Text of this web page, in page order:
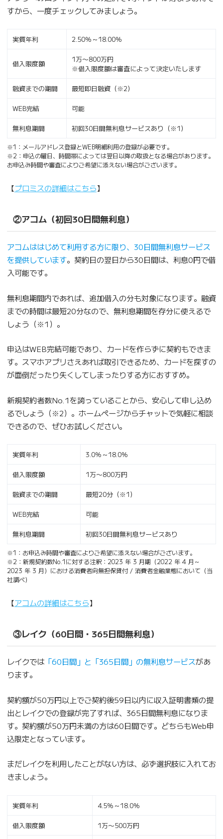
すから、一度チェックしてみましょう。
実質年利 2.50％～18.00％
借入限度額
1万〜800万円
※借入限度額は審査によって決定いたします
融資までの期間 最短即日融資（※2）
WEB完結 可能
無利息期間 初回30日間無利息サービスあり（※1）
※1：メールアドレス登録とWEB明細利用の登録が必要です。
※2：申込の曜日、時間帯によっては翌日以降の取扱となる場合があります。
お申込み時間や審査によりご希望に添えない場合がございます。
【プロミスの詳細はこちら】
②アコム（初回30日間無利息）
アコムははじめて利用する方に限り、30日間無利息サービス
を提供しています。契約日の翌日から30日間は、利息0円で借
入可能です。
無利息期間内であれば、追加借入の分も対象になります。融資
までの時間は最短20分なので、無利息期間を存分に使えるで
しょう（※1）。
申込はWEB完結可能であり、カードを作らずに契約もできま
す。スマホアプリさえあれば取引できるため、カードを探すの
が面倒だったり失くしてしまったりする方におすすめ。
新規契約者数No.1を誇っていることから、安心して申し込め
るでしょう（※2）。ホームページからチャットで気軽に相談
できるので、ぜひお試しください。
実質年利 3.0％～18.0％
借入限度額 1万〜800万円
融資までの期間 最短20分（※1）
WEB完結 可能
無利息期間 初回30日間無利息サービスあり
※1：お申込み時間や審査によりご希望に添えない場合がございます。
※2：新規契約数No.1に対する注釈：2023 年 3 月期（2022 年 4 月～
2023 年 3 月）における消費者向無担保貸付 / 消費者金融業態において（当
社調べ）
【アコムの詳細はこちら】
③レイク（60日間・365日間無利息）
レイクでは「60日間」と「365日間」の無利息サービスがあ
ります。
契約額が50万円以上でご契約後59日以内に収入証明書類の提
出とレイクでの登録が完了すれば、365日間無利息になりま
す。契約額が50万円未満の方は60日間です。どちらもWeb申
込限定となっています。
まだレイクを利用したことがない方は、必ず選択肢に入れてお
きましょう。
実質年利 4.5％～18.0％
借入限度額 1万〜500万円